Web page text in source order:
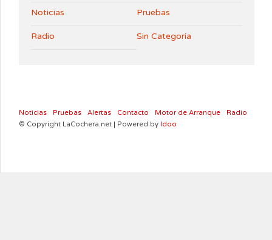
Noticias Pruebas
Radio Sin Categoría
Noticias Pruebas Alertas Contacto Motor de Arranque
Radio
© Copyright LaCochera.net | Powered by Idoo